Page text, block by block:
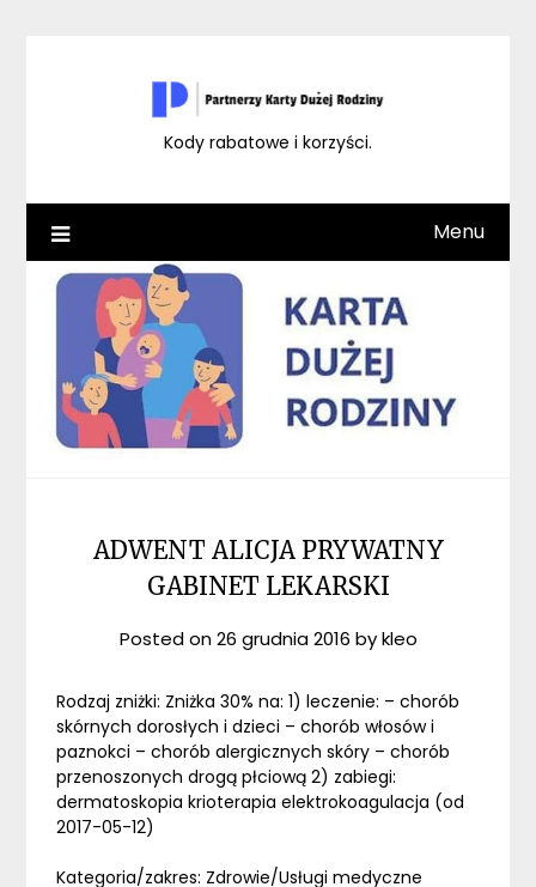
Kody rabatowe i korzyści.
Menu
ADWENT ALICJA PRYWATNY
GABINET LEKARSKI
Posted on26 grudnia 2016 bykleo
Rodzaj zniżki: Zniżka 30% na: 1) leczenie: – chorób
skórnych dorosłych i dzieci – chorób włosów i
paznokci – chorób alergicznych skóry – chorób
przenoszonych drogą płciową 2) zabiegi:
dermatoskopia krioterapia elektrokoagulacja (od
2017-05-12)
Kategoria/zakres: Zdrowie/Usługi medyczne